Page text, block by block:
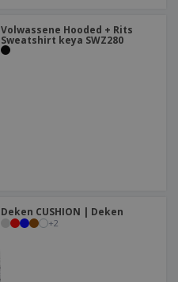
Volwassene Hooded + Rits
Sweatshirt keya SWZ280
Deken CUSHION | Deken
+2